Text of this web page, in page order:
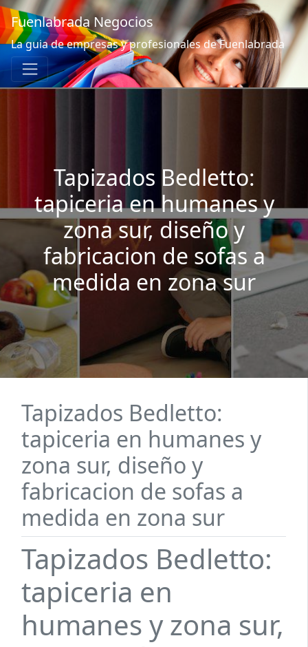
Fuenlabrada Negocios
La guia de empresas y profesionales de Fuenlabrada
Tapizados Bedletto:
tapiceria en humanes y
zona sur, diseño y
fabricacion de sofas a
medida en zona sur
Tapizados Bedletto:
tapiceria en humanes y
zona sur, diseño y
fabricacion de sofas a
medida en zona sur
Tapizados Bedletto:
tapiceria en
humanes y zona sur,